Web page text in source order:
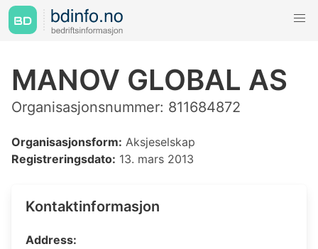
MANOV GLOBAL AS
Organisasjonsnummer: 811684872
Organisasjonsform: Aksjeselskap
Registreringsdato: 13. mars 2013
Kontaktinformasjon
Address: